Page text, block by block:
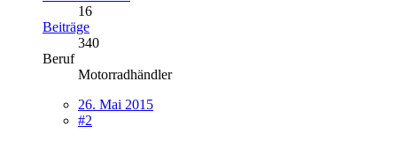
16
Beiträge
340
Beruf
Motorradhändler
26. Mai 2015
#2